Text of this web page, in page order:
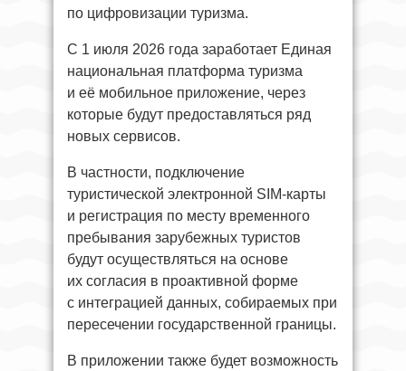
по цифровизации туризма.
С 1 июля 2026 года заработает Единая
национальная платформа туризма
и её мобильное приложение, через
которые будут предоставляться ряд
новых сервисов.
В частности, подключение
туристической электронной SIM-карты
и регистрация по месту временного
пребывания зарубежных туристов
будут осуществляться на основе
их согласия в проактивной форме
с интеграцией данных, собираемых при
пересечении государственной границы.
В приложении также будет возможность